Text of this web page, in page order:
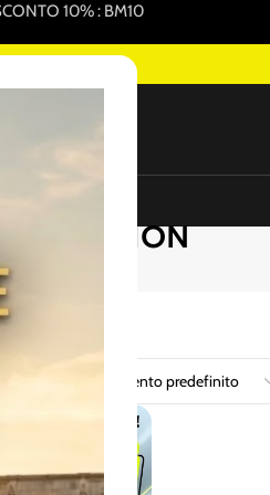
10% : BM10